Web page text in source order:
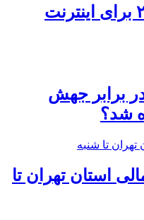
ماجرای اعمال ضریب ۲.۷ برای اینترنت
برابر جهش
شد؟
استان تهران تا